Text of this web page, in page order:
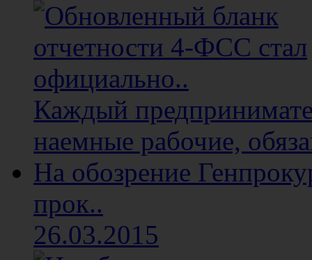
Каждый
наемные рабочие,
На обозрение
прок..
26.03.2015